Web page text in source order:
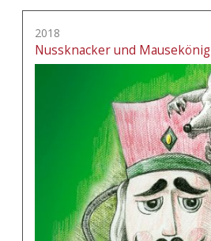
2018
Nussknacker und Mausekönig